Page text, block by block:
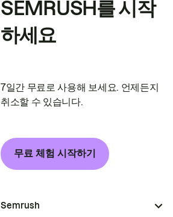
SEMRUSH를 시작
하세요
7일간 무료로 사용해 보세요. 언제든지
취소할 수 있습니다.
무료 체험 시작하기
Semrush